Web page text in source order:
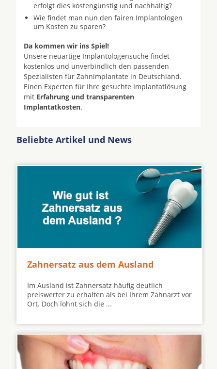
erfolgt dies kostengünstig und nachhaltig?
Wie findet man nun den fairen Implantologen
um Kosten zu sparen?
Da kommen wir ins Spiel!
Unsere neuartige Implantologensuche findet
kostenlos und unverbindlich den passenden
Spezialisten für Zahnimplantate in Deutschland.
Einen Experten für Ihre gesuchte Implantatlösung
mit Erfahrung und transparenten
Implantatkosten.
Beliebte Artikel und News
Zahnersatz aus dem Ausland
Im Ausland ist Zahnersatz häufig deutlich
preiswerter zu erhalten als bei Ihrem Zahnarzt vor
Ort. Doch lohnt sich die ...